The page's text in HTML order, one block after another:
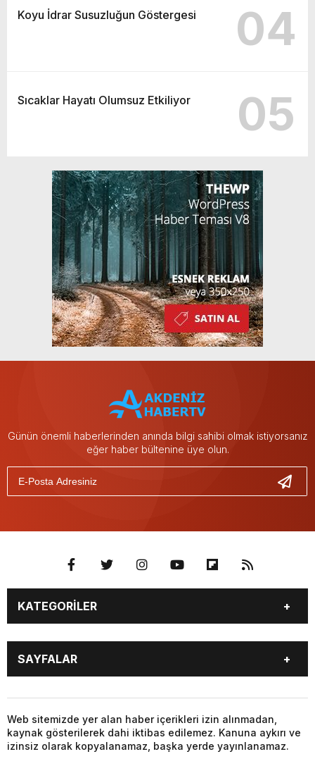
Koyu İdrar Susuzluğun Göstergesi 04
Sıcaklar Hayatı Olumsuz Etkiliyor 05
Günün önemli haberlerinden anında bilgi sahibi olmak istiyorsanız
eğer haber bültenine üye olun.
KATEGORİLER
GÜNDEM
SEKTÖR ÖZEL
DÜNYA
EKONOMİ
SPOR
SAYFALAR
DÜNYA
SİYASET
EKONOMİ
SPOR
Web sitemizde yer alan haber içerikleri izin alınmadan,
kaynak gösterilerek dahi iktibas edilemez. Kanuna aykırı ve
izinsiz olarak kopyalanamaz, başka yerde yayınlanamaz.